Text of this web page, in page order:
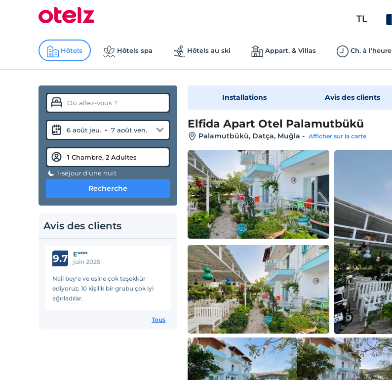
TL
Hôtels Hôtels spa Hôtels au ski Appart. & Villas Ch. à l'heure
6 août jeu. - 7 août ven.
1-séjour d'une nuit
Recherche
Avis des clients
9.7 E****
juin 2025
Nail bey'e ve eşine çok teşekkür
ediyoruz. 10 kişilik bir grubu çok iyi
ağırladılar.
Tous
Installations Avis des clients
Elfida Apart Otel Palamutbükü
Palamutbükü, Datça, Muğla - Afficher sur la carte